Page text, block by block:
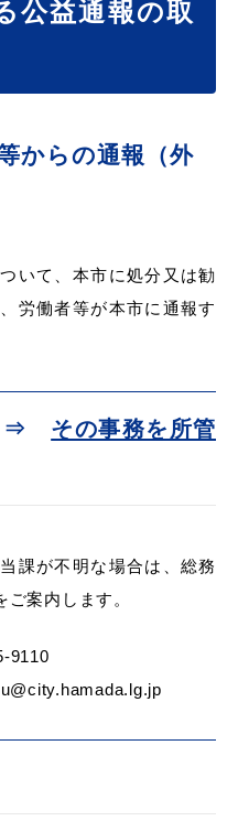
サイト「はまナビ」
公益通報の取
からの通報（外
いて、本市に処分又は勧
労働者等が本市に通報す
⇒ その事務を所管
が不明な場合は、総務
案内します。
9110